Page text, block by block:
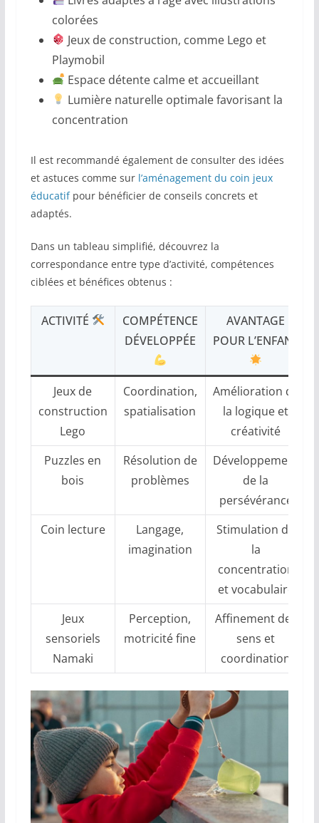
colorées
Jeux de construction, comme Lego et
Playmobil
Espace détente calme et accueillant
Lumière naturelle optimale favorisant la
concentration
Il est recommandé également de consulter des idées
et astuces comme sur l’aménagement du coin jeux
éducatifpour bénéficier de conseils concrets et
adaptés.
Dans un tableau simplifié, découvrez la
correspondance entre type d’activité, compétences
ciblées et bénéfices obtenus :
ACTIVITÉ
COMPÉTENCE
DÉVELOPPÉE
AVANTAGE
POUR L’ENFANT
Jeux de
construction
Lego
Coordination,
spatialisation
Amélioration de
la logique et
créativité
Puzzles en
bois
Résolution de
problèmes
Développement
de la
persévérance
Coin lecture
Langage,
imagination
Stimulation de
la
concentration
et vocabulaire
Jeux
sensoriels
Namaki
Perception,
motricité fine
Affinement des
sens et
coordination